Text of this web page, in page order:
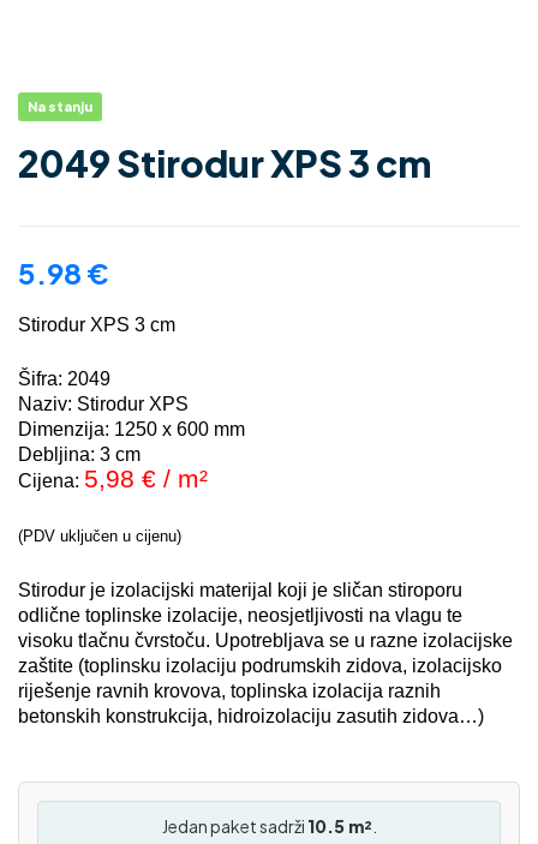
Na stanju
2049 Stirodur XPS 3 cm
5.98 €
Stirodur XPS 3 cm
Šifra: 2049
Naziv: Stirodur XPS
Dimenzija: 1250 x 600 mm
Debljina: 3 cm
Cijena: 5,98 € / m²
(PDV uključen u cijenu)
Stirodur je izolacijski materijal koji je sličan stiroporu
odlične toplinske izolacije, neosjetljivosti na vlagu te
visoku tlačnu čvrstoču. Upotrebljava se u razne izolacijske
zaštite (toplinsku izolaciju podrumskih zidova, izolacijsko
riješenje ravnih krovova, toplinska izolacija raznih
betonskih konstrukcija, hidroizolaciju zasutih zidova…)
Jedan paket sadrži 10.5 m²